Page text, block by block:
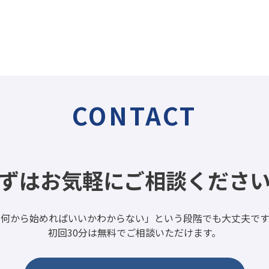
CONTACT
はお気軽にご相談くださ
から始めればいいかわからない」 という段階でも大丈夫で
初回30分は無料でご相談いただけます。